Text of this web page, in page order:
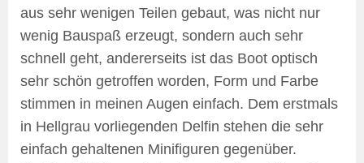
aus sehr wenigen Teilen gebaut, was nicht nur
wenig Bauspaß erzeugt, sondern auch sehr
schnell geht, andererseits ist das Boot optisch
sehr schön getroffen worden, Form und Farbe
stimmen in meinen Augen einfach. Dem erstmals
in Hellgrau vorliegenden Delfin stehen die sehr
einfach gehaltenen Minifiguren gegenüber.